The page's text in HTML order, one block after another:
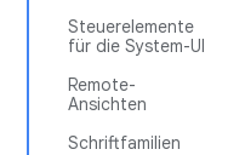
Steuerelemente
für die System-UI
Remote-
Ansichten
Schriftfamilien